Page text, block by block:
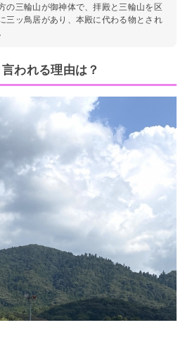
の三輪山が御神体で、拝殿と三輪山を区
三ッ鳥居があり、本殿に代わる物とされ
われる理由は？